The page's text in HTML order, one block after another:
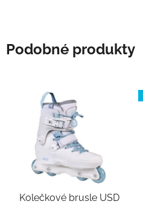
Podobné produkty
Kolečkové brusle USD